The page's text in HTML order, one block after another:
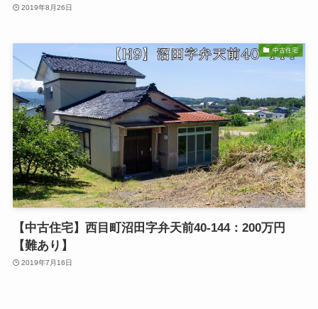
2019年8月26日
中古住宅
【中古住宅】西目町沼田字弁天前40-144：200万円
【難あり】
2019年7月16日